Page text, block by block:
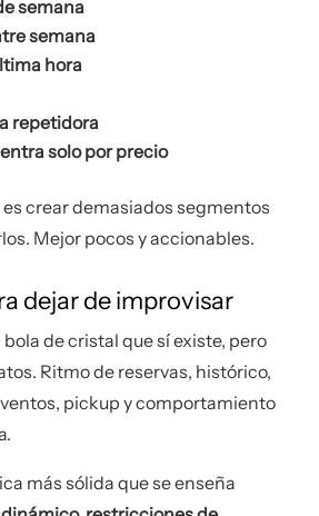
semana
semana
hora
repetidora
solo por precio
crear demasiados segmentos
Mejor pocos y accionables.
dejar de improvisar
bola de cristal que sí existe, pero
Ritmo de reservas, histórico,
pickup y comportamiento
más sólida que se enseña